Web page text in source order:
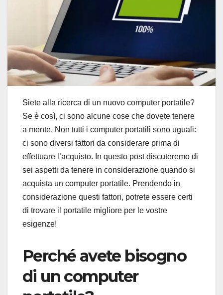
Siete alla ricerca di un nuovo computer portatile?
Se è così, ci sono alcune cose che dovete tenere
a mente. Non tutti i computer portatili sono uguali:
ci sono diversi fattori da considerare prima di
effettuare l’acquisto. In questo post discuteremo di
sei aspetti da tenere in considerazione quando si
acquista un computer portatile. Prendendo in
considerazione questi fattori, potrete essere certi
di trovare il portatile migliore per le vostre
esigenze!
Perché avete bisogno
di un computer